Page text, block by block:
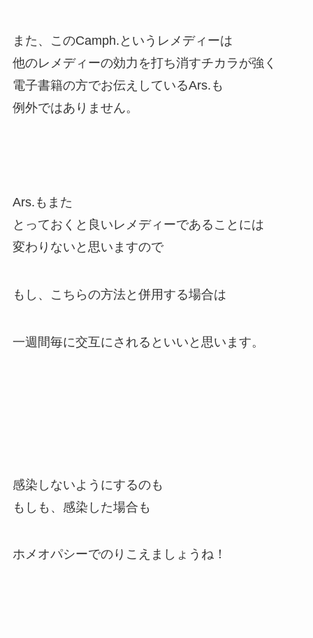
また、このCamph.というレメディーは
他のレメディーの効力を打ち消すチカラが強く
電子書籍の方でお伝えしているArs.も
例外ではありません。
Ars.もまた
とっておくと良いレメディーであることには
変わりないと思いますので
もし、こちらの方法と併用する場合は
一週間毎に交互にされるといいと思います。
感染しないようにするのも
もしも、感染した場合も
ホメオパシーでのりこえましょうね！